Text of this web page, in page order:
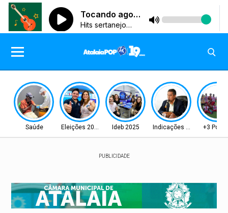
Saúde Eleições 2026 Ideb 2025 Indicações Aprovadas
+3
PUBLICIDADE